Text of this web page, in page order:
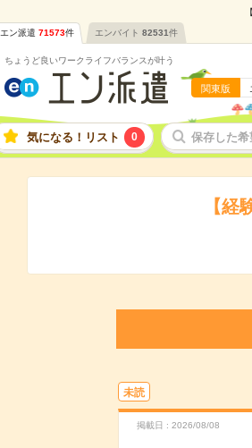
エン派遣 71573件 エンバイト 82531件
ちょうど良いワークライフバランスが叶う
関東版
気になる！リスト 0 保存した希
【
未読
掲載日 2026/08/08